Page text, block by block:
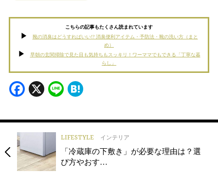
こちらの記事もたくさん読まれています
靴の消臭はどうすればいい!? 消臭便利アイテム・予防法・靴の洗い方（まと
め）
早朝の玄関掃除で見た目も気持ちもスッキリ！ワーママでもできる「丁寧な暮
らし」
Facebook
X Line
LIFESTYLE インテリア
「冷蔵庫の下敷き」が必要な理由は？選
び方やおす…